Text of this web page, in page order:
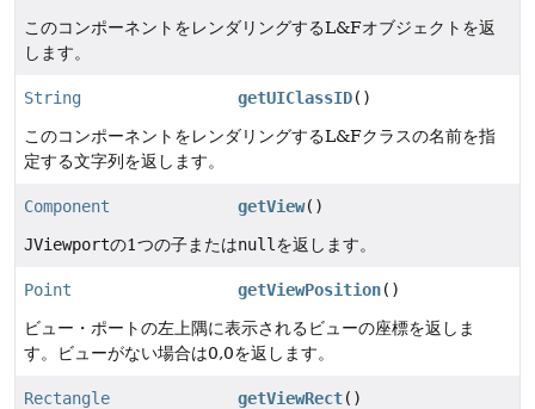
このコンポーネントをレンダリングするL&Fオブジェクトを返
します。
String getUIClassID()
このコンポーネントをレンダリングするL&Fクラスの名前を指
定する文字列を返します。
Component getView()
JViewportの1つの子またはnull を返します。
Point getViewPosition()
ビュー・ポートの左上隅に表示されるビューの座標を返しま
す。ビューがない場合は0,0を返します。
Rectangle getViewRect()